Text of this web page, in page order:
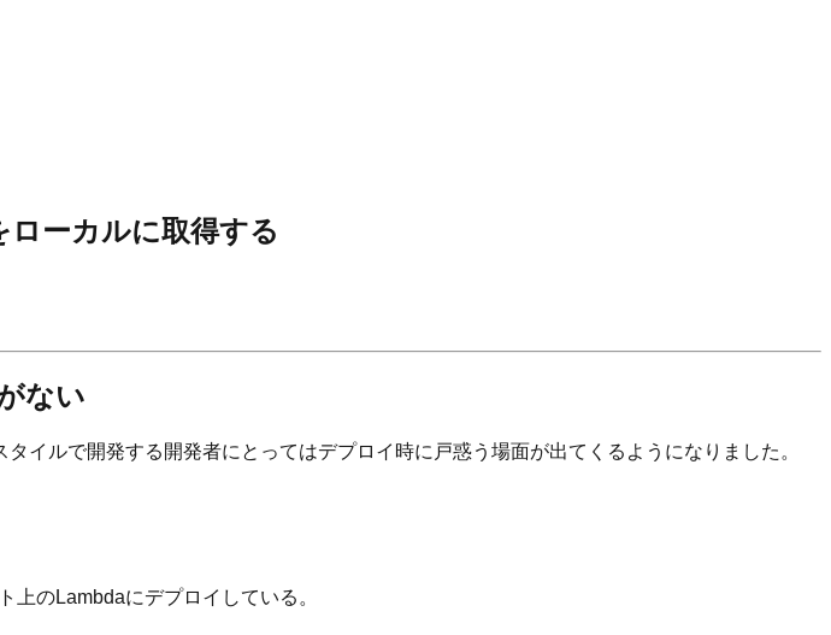
ーカルに取得する
ない
イルで開発する開発者にとってはデプロイ時に戸惑う場面が出てくるようになりました。
上のLambdaにデプロイしている。